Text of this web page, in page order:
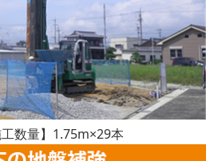
数量】1.75m×29本